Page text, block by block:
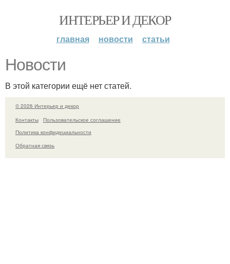
ИНТЕРЬЕР И ДЕКОР
главная новости статьи
Новости
В этой категории ещё нет статей.
© 2026 Интерьер и декор
Контакты
Пользовательское соглашение
Политика конфидециальности
Обратная связь